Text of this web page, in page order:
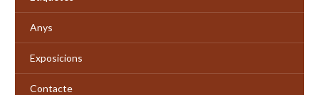
Anys
Exposicions
Contacte